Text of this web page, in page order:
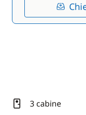
3 cabine